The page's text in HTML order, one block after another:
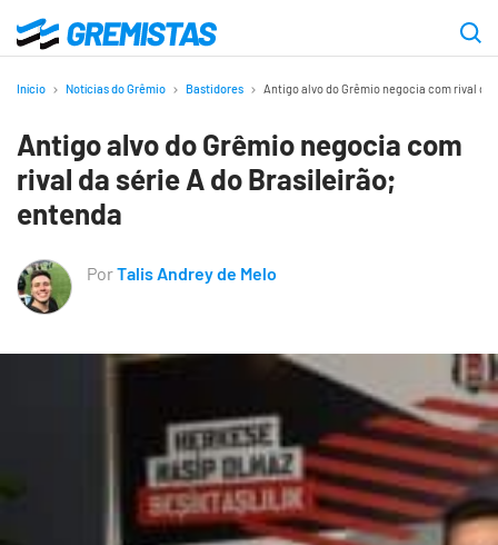
para
principal
Gremistas
Início Notícias do Grêmio Bastidores Antigo alvo do Grêmio negocia com rival
Antigo alvo do Grêmio negocia com
rival da série A do Brasileirão;
entenda
PorTalis Andrey de Melo